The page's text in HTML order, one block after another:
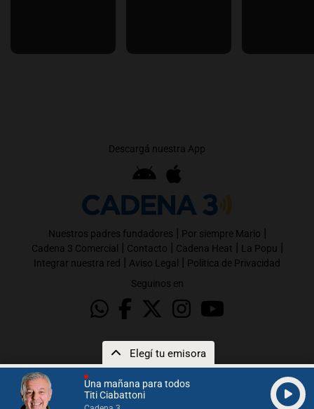
Una mañana para todos
Titi Ciabattoni
Elegí tu emisora
Descargá nuestra App
Nuestros padres fundadores | Por siempre Mario |
Cadena 3 Comercial | Contacto | Cadena Heat | La Popu |
Integrar nuestra red | Aviso Legal | Política de Privacidad
Seguinos en